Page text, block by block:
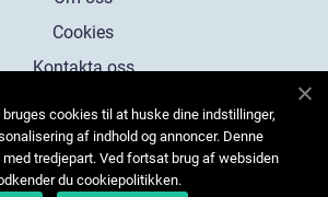
Cookies
Kontakta oss
cookies til at huske dine indstillinger,
af indhold og annoncer. Denne
tredjepart. Ved fortsat brug af websiden
du cookiepolitikken.